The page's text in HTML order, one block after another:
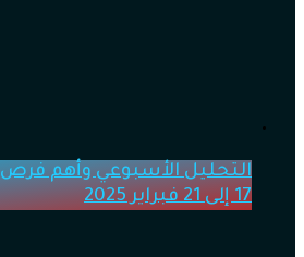
التحليل الأسبوعي وأهم فرص
17 إلى 21 فبراير 2025